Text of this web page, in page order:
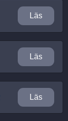
Läs
Läs
Läs